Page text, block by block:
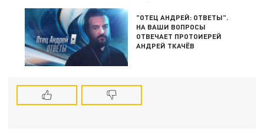
"ОТЕЦ АНДРЕЙ: ОТВЕТЫ".
НА ВАШИ ВОПРОСЫ
ОТВЕЧАЕТ ПРОТОИЕРЕЙ
АНДРЕЙ ТКАЧЁВ